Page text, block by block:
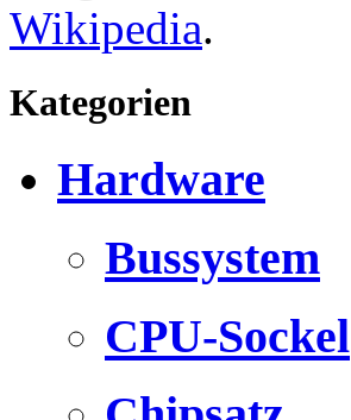
Wikipedia.
Kategorien
Hardware
Bussystem
CPU-Sockel